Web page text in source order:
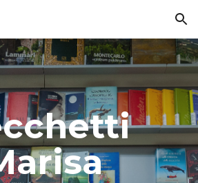
Skip to navigation